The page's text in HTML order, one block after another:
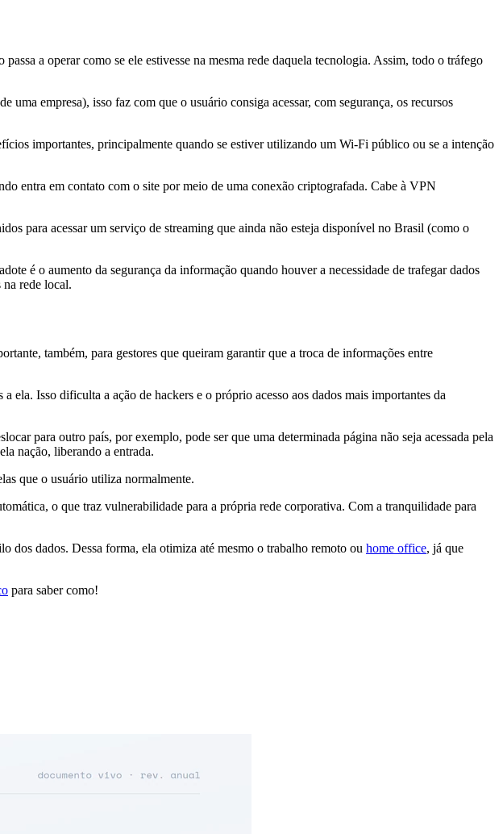
a operar como se ele estivesse na mesma rede daquela tecnologia. Assim, todo o tráfego
empresa), isso faz com que o usuário consiga acessar, com segurança, os recursos
importantes, principalmente quando se estiver utilizando um Wi-Fi público ou se a intenção
entra em contato com o site por meio de uma conexão criptografada. Cabe à VPN
para acessar um serviço de streaming que ainda não esteja disponível no Brasil (como o
é o aumento da segurança da informação quando houver a necessidade de trafegar dados
na rede local.
também, para gestores que queiram garantir que a troca de informações entre
ela. Isso dificulta a ação de hackers e o próprio acesso aos dados mais importantes da
para outro país, por exemplo, pode ser que uma determinada página não seja acessada pela
nação, liberando a entrada.
que o usuário utiliza normalmente.
o que traz vulnerabilidade para a própria rede corporativa. Com a tranquilidade para
dos dados. Dessa forma, ela otimiza até mesmo o trabalho remoto ou home office, já que
para saber como!